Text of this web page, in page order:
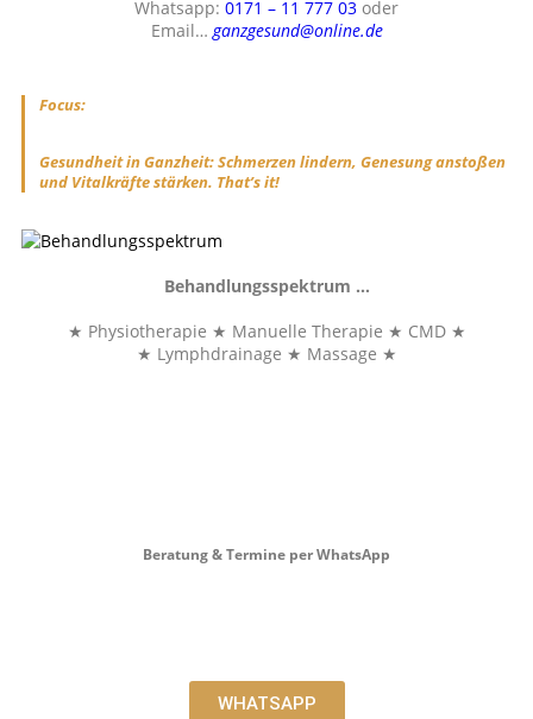
Whatsapp: 0171 – 11 777 03 oder
Email… ganzgesund@online.de
Focus:
Gesundheit in Ganzheit: Schmerzen lindern, Genesung anstoßen
und Vitalkräfte stärken. That’s it!
Behandlungsspektrum …
★ Physiotherapie ★ Manuelle Therapie ★ CMD ★
★ Lymphdrainage ★ Massage ★
Beratung & Termine per WhatsApp
WHATSAPP